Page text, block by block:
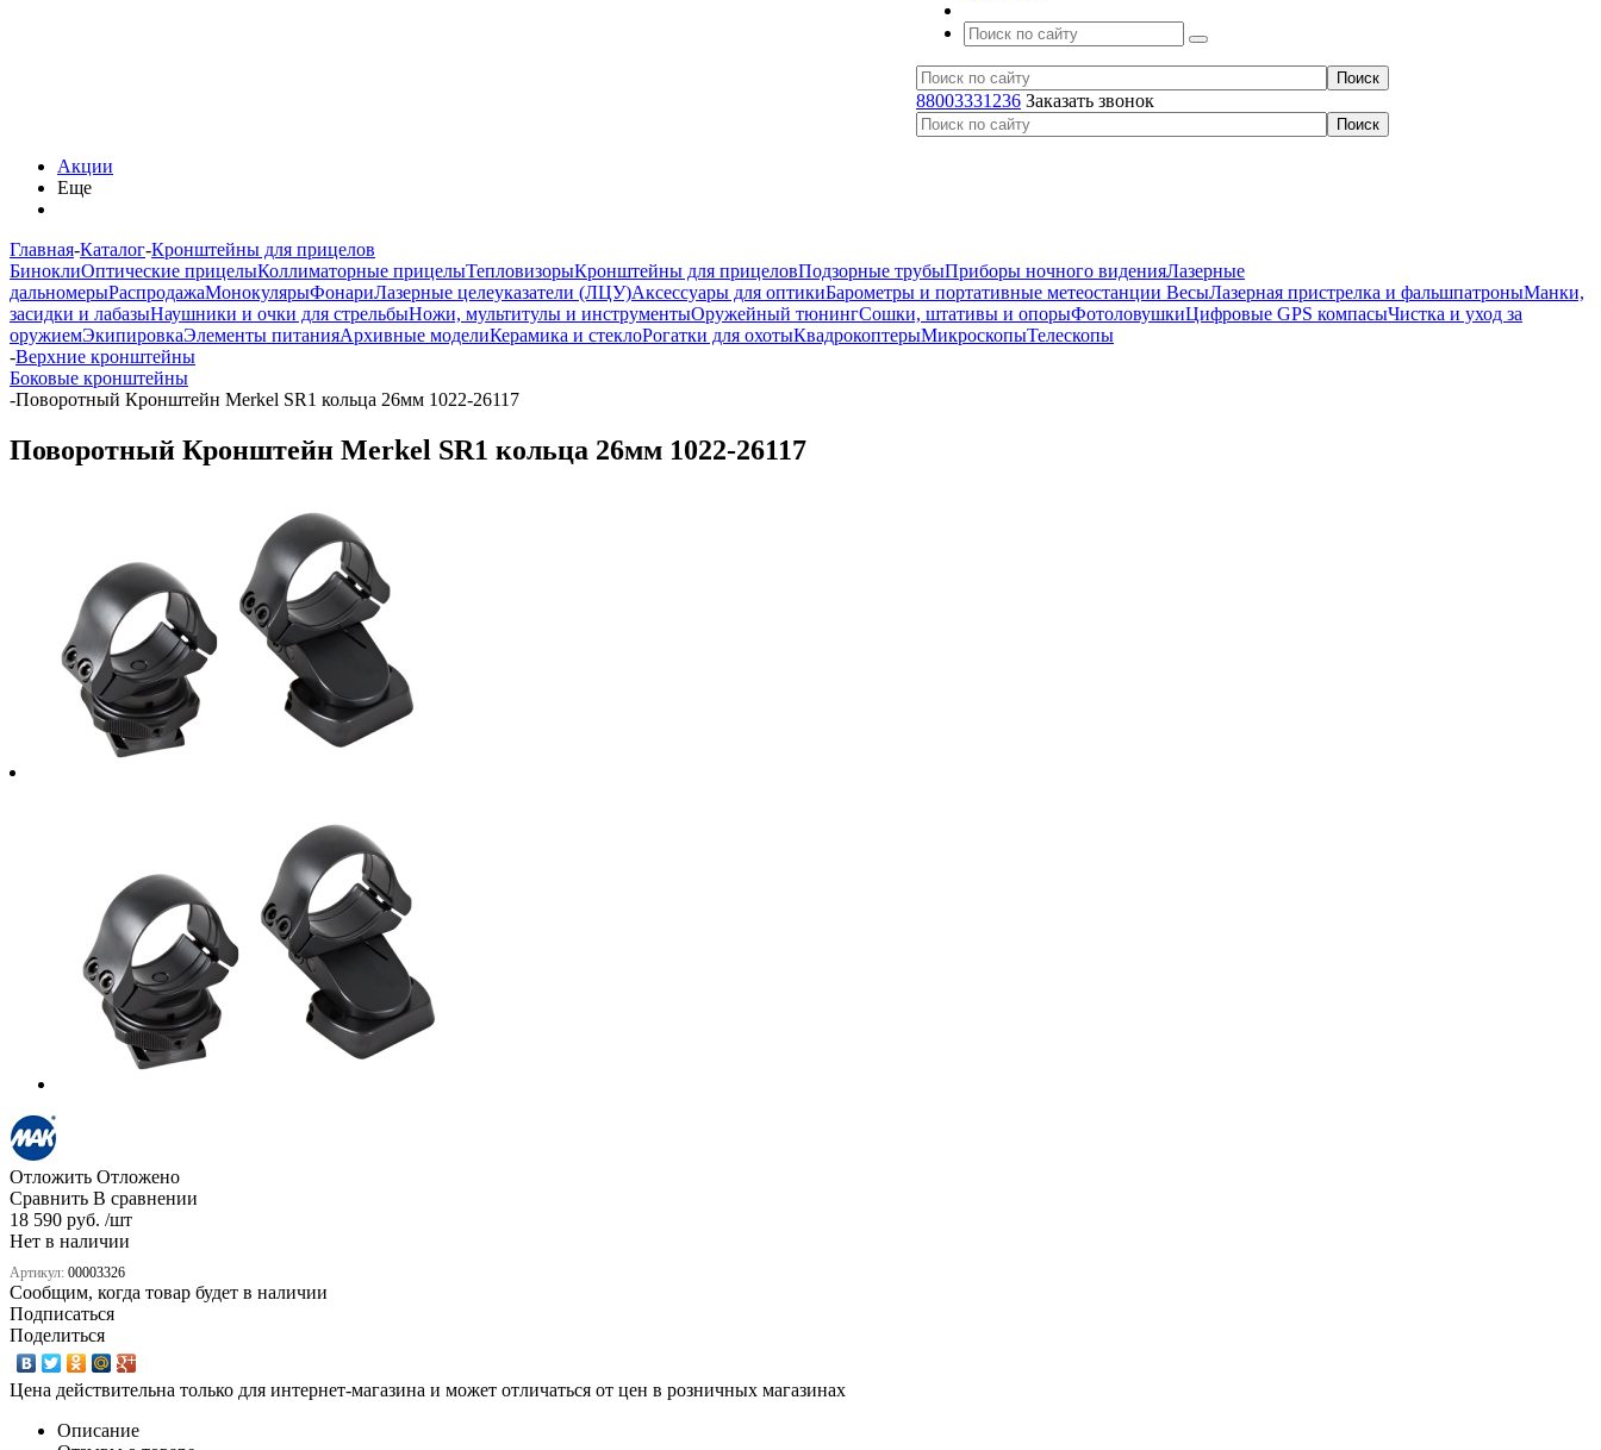
88003331236 Заказать звонок
Акции
Еще
Главная-Каталог-Кронштейны для прицелов
БиноклиОптические прицелыКоллиматорные прицелыТепловизорыКронштейны для прицеловПодзорные трубыПриборы ночного виденияЛазерные
дальномерыРаспродажаМонокулярыФонариЛазерные целеуказатели (ЛЦУ)Аксессуары для оптикиБарометры и портативные метеостанции ВесыЛазерная пристрелка и фальшпатроныМанки,
засидки и лабазыНаушники и очки для стрельбыНожи, мультитулы и инструментыОружейный тюнингСошки, штативы и опорыФотоловушкиЦифровые GPS компасыЧистка и уход за
оружиемЭкипировкаЭлементы питанияАрхивные моделиКерамика и стеклоРогатки для охотыКвадрокоптерыМикроскопыТелескопы
-Верхние кронштейны
Боковые кронштейны
-Поворотный Кронштейн Merkel SR1 кольца 26мм 1022-26117
Поворотный Кронштейн Merkel SR1 кольца 26мм 1022-26117
Отложить Отложено
Сравнить В сравнении
18 590 руб. /шт
Нет в наличии
Артикул: 00003326
Сообщим, когда товар будет в наличии
Подписаться
Поделиться
Цена действительна только для интернет-магазина и может отличаться от цен в розничных магазинах
Описание